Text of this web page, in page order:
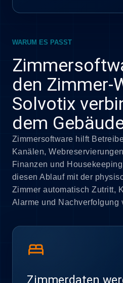
WARUM ES PASST
den Zimmer-
Solvotix
dem
Zimmersoftware hilft
Kanälen,
Finanzen und
diesen Ablauf mit der
Zimmer automatisch Zutritt,
Alarme und Nachverfolgung
bed
Zimmerdaten